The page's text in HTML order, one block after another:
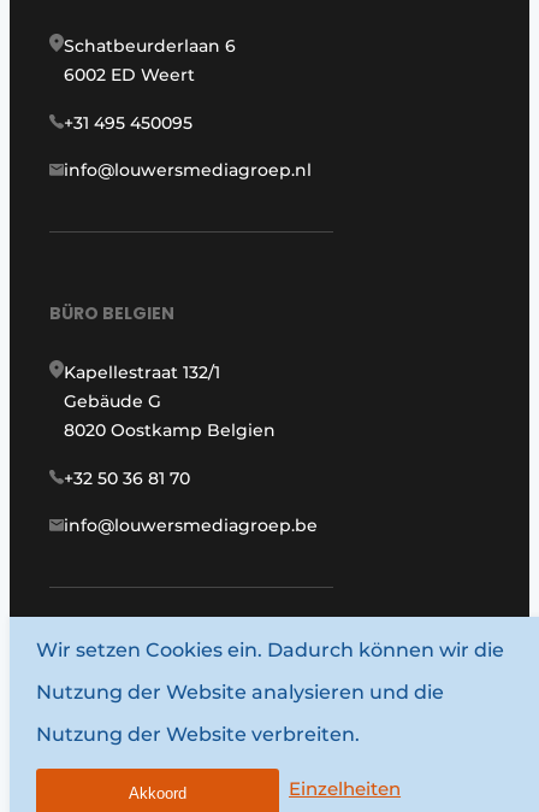
Schatbeurderlaan 6
6002 ED Weert
+31 495 450095
info@louwersmediagroep.nl
BÜRO BELGIEN
Kapellestraat 132/1
Gebäude G
8020 Oostkamp Belgien
+32 50 36 81 70
info@louwersmediagroep.be
www.louwersmediagroep.com
© 1987–2026 Louwersmediagroep.
Allgemeine Bedingungen und Konditionen
Wir setzen Cookies ein. Dadurch können wir die
Nutzung der Website analysieren und die
Nutzung der Website verbreiten.
Einzelheiten
Akkoord